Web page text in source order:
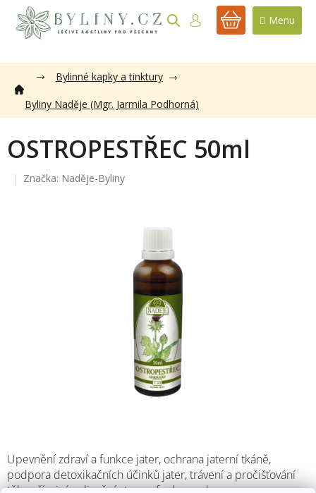
obsah
NÁKUPNÍ
Bylinné kapky a tinktury
Byliny Naděje (Mgr. Jarmila Podhorná)
OSTROPESTŘEC 50ml
Značka: Naděje-Byliny
Upevnění zdraví a funkce jater, ochrana jaterní tkáně,
podpora detoxikačních účinků jater, trávení a pročišťování